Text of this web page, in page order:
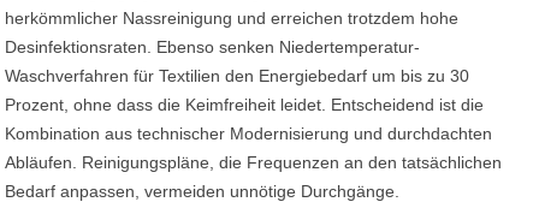
herkömmlicher Nassreinigung und erreichen trotzdem hohe
Desinfektionsraten. Ebenso senken Niedertemperatur-
Waschverfahren für Textilien den Energiebedarf um bis zu 30
Prozent, ohne dass die Keimfreiheit leidet. Entscheidend ist die
Kombination aus technischer Modernisierung und durchdachten
Abläufen. Reinigungspläne, die Frequenzen an den tatsächlichen
Bedarf anpassen, vermeiden unnötige Durchgänge.